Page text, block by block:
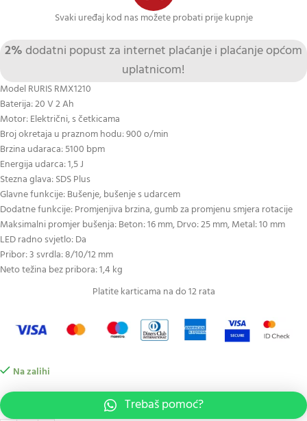
Svaki uređaj kod nas možete probati prije kupnje
2% dodatni popust za internet plaćanje i plaćanje općom
uplatnicom!
Model RURIS RMX1210
Baterija: 20 V 2 Ah
Motor: Električni, s četkicama
Broj okretaja u praznom hodu: 900 o/min
Brzina udaraca: 5100 bpm
Energija udarca: 1,5 J
Stezna glava: SDS Plus
Glavne funkcije: Bušenje, bušenje s udarcem
Dodatne funkcije: Promjenjiva brzina, gumb za promjenu smjera rotacije
Maksimalni promjer bušenja: Beton: 16 mm, Drvo: 25 mm, Metal: 10 mm
LED radno svjetlo: Da
Pribor: 3 svrdla: 8/10/12 mm
Neto težina bez pribora: 1,4 kg
Platite karticama na do 12 rata
Na zalihi
Trebaš pomoć?